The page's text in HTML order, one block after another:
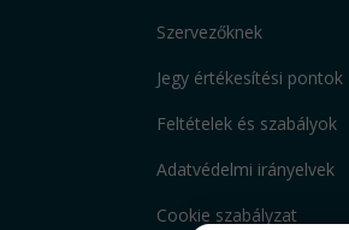
Szervezőknek
Jegy értékesítési pontok
Feltételek és szabályok
Adatvédelmi irányelvek
Cookie szabályzat